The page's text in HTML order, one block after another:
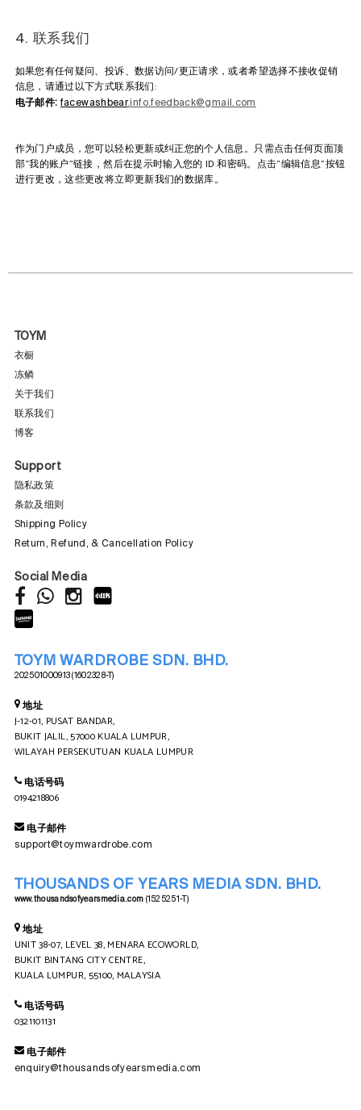
4. 联系我们
如果您有任何疑问、投诉、数据访问/更正请求，或者希望选择不接收促销
信息，请通过以下方式联系我们:
电子邮件: facewashbear.info.feedback@gmail.com
作为门户成员，您可以轻松更新或纠正您的个人信息。只需点击任何页面顶
部“我的账户”链接，然后在提示时输入您的 ID 和密码。点击“编辑信息”按钮
进行更改，这些更改将立即更新我们的数据库。
TOYM
衣橱
冻鳞
关于我们
联系我们
博客
Support
隐私政策
条款及细则
Shipping Policy
Return, Refund, & Cancellation Policy
Social Media
TOYM WARDROBE SDN. BHD.
202501000913 (1602328-T)
地址
J-12-01, PUSAT BANDAR,
BUKIT JALIL, 57000 KUALA LUMPUR,
WILAYAH PERSEKUTUAN KUALA LUMPUR
电话号码
0194218806
电子邮件
support@toymwardrobe.com
THOUSANDS OF YEARS MEDIA SDN. BHD.
www.thousandsofyearsmedia.com (1525251-T)
地址
UNIT 38-07, LEVEL 38, MENARA ECOWORLD,
BUKIT BINTANG CITY CENTRE,
KUALA LUMPUR, 55100, MALAYSIA
电话号码
0321101131
电子邮件
enquiry@thousandsofyearsmedia.com